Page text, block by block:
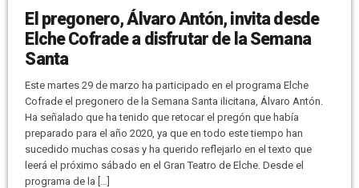
El pregonero, Álvaro Antón, invita desde
Elche Cofrade a disfrutar de la Semana
Santa
Este martes 29 de marzo ha participado en el programa Elche
Cofrade el pregonero de la Semana Santa ilicitana, Álvaro Antón.
Ha señalado que ha tenido que retocar el pregón que había
preparado para el año 2020, ya que en todo este tiempo han
sucedido muchas cosas y ha querido reflejarlo en el texto que
leerá el próximo sábado en el Gran Teatro de Elche. Desde el
programa de la […]